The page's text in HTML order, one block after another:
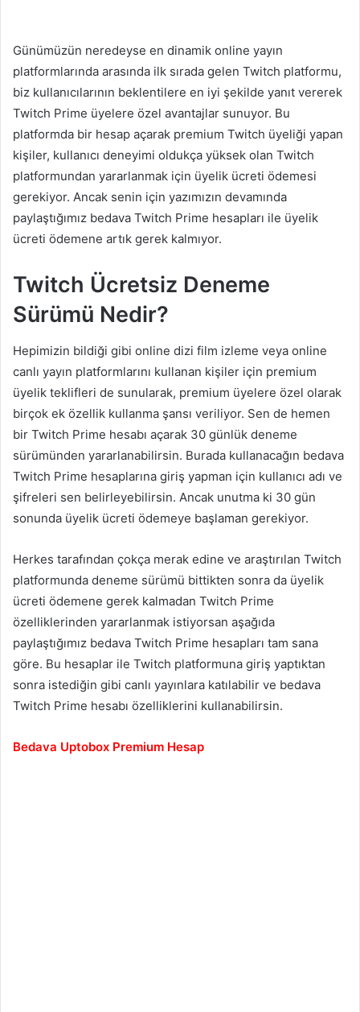
Günümüzün neredeyse en dinamik online yayın
platformlarında arasında ilk sırada gelen Twitch platformu,
biz kullanıcılarının beklentilere en iyi şekilde yanıt vererek
Twitch Prime üyelere özel avantajlar sunuyor. Bu
platformda bir hesap açarak premium Twitch üyeliği yapan
kişiler, kullanıcı deneyimi oldukça yüksek olan Twitch
platformundan yararlanmak için üyelik ücreti ödemesi
gerekiyor. Ancak senin için yazımızın devamında
paylaştığımız bedava Twitch Prime hesapları ile üyelik
ücreti ödemene artık gerek kalmıyor.
Twitch Ücretsiz Deneme
Sürümü Nedir?
Hepimizin bildiği gibi online dizi film izleme veya online
canlı yayın platformlarını kullanan kişiler için premium
üyelik teklifleri de sunularak, premium üyelere özel olarak
birçok ek özellik kullanma şansı veriliyor. Sen de hemen
bir Twitch Prime hesabı açarak 30 günlük deneme
sürümünden yararlanabilirsin. Burada kullanacağın bedava
Twitch Prime hesaplarına giriş yapman için kullanıcı adı ve
şifreleri sen belirleyebilirsin. Ancak unutma ki 30 gün
sonunda üyelik ücreti ödemeye başlaman gerekiyor.
Herkes tarafından çokça merak edine ve araştırılan Twitch
platformunda deneme sürümü bittikten sonra da üyelik
ücreti ödemene gerek kalmadan Twitch Prime
özelliklerinden yararlanmak istiyorsan aşağıda
paylaştığımız bedava Twitch Prime hesapları tam sana
göre. Bu hesaplar ile Twitch platformuna giriş yaptıktan
sonra istediğin gibi canlı yayınlara katılabilir ve bedava
Twitch Prime hesabı özelliklerini kullanabilirsin.
Bedava Uptobox Premium Hesap